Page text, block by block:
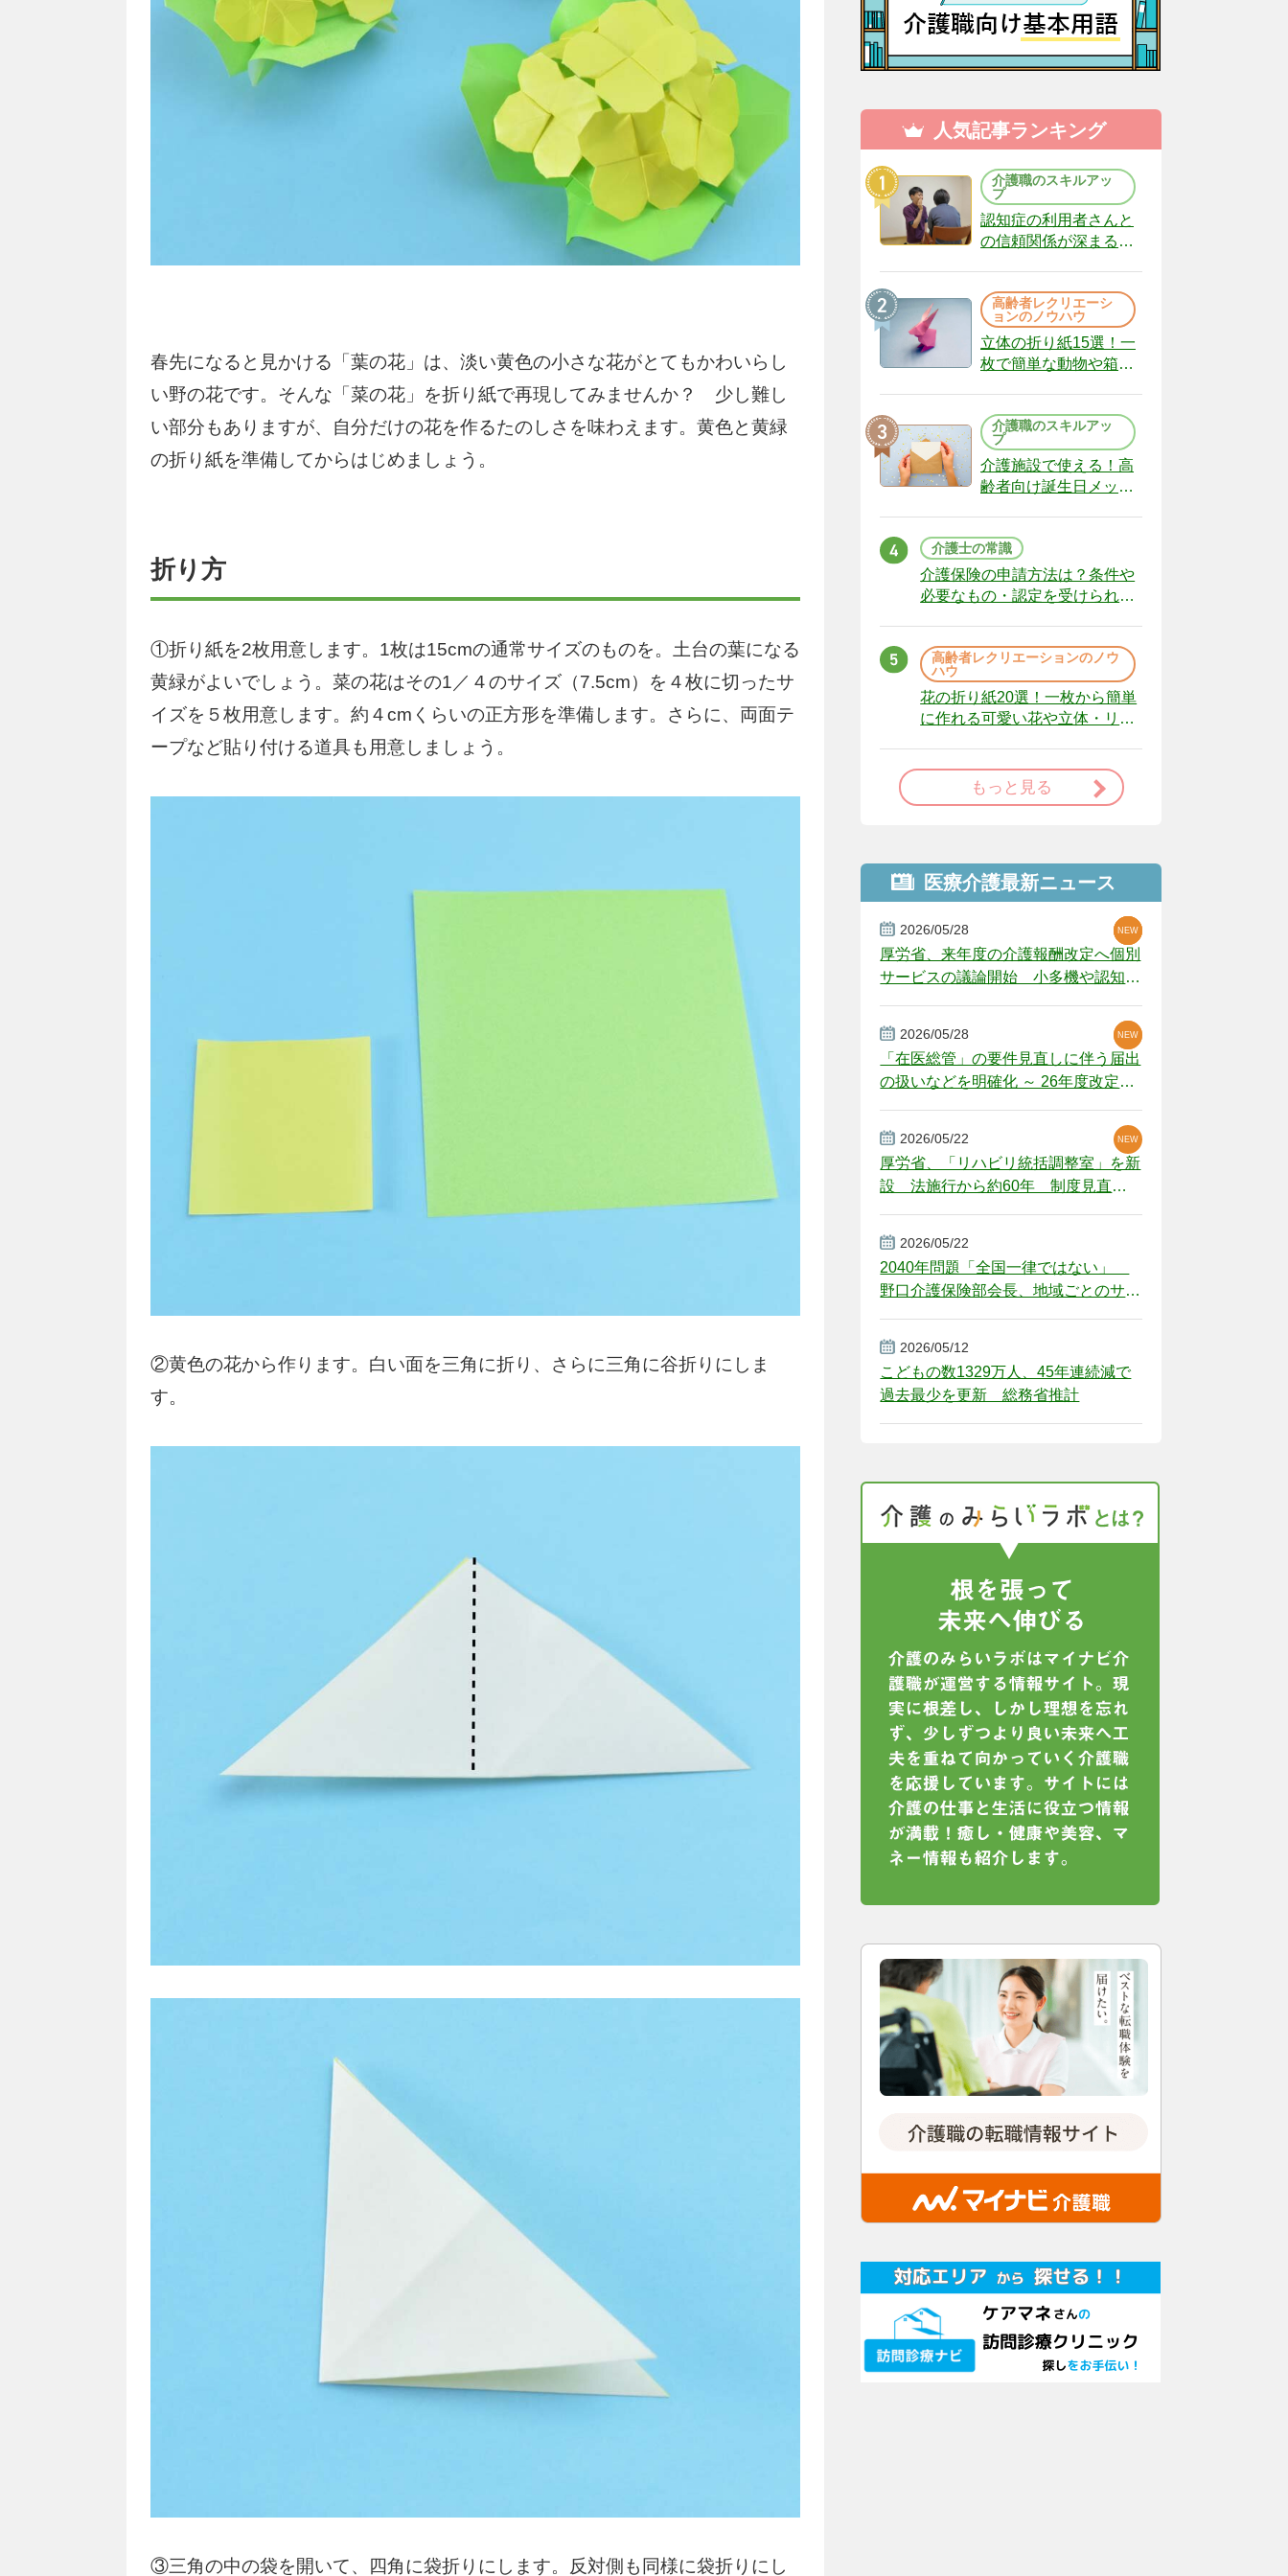
春先になると見かける「葉の花」は、淡い黄色の小さな花がとてもかわいらし
い野の花です。そんな「菜の花」を折り紙で再現してみませんか？ 少し難し
い部分もありますが、自分だけの花を作るたのしさを味わえます。黄色と黄緑
の折り紙を準備してからはじめましょう。
折り方
①折り紙を2枚用意します。1枚は15cmの通常サイズのものを。土台の葉になる
黄緑がよいでしょう。菜の花はその1／４のサイズ（7.5cm）を４枚に切ったサ
イズを５枚用意します。約４cmくらいの正方形を準備します。さらに、両面テ
ープなど貼り付ける道具も用意しましょう。
②黄色の花から作ります。白い面を三角に折り、さらに三角に谷折りにしま
す。
③三角の中の袋を開いて、四角に袋折りにします。反対側も同様に袋折りにし
人気記事ランキング
介護職のスキルアッ
プ
認知症の利用者さんと
の信頼関係が深まる声
（22）
高齢者レクリエーシ
ョンのノウハウ
立体の折り紙15選！一
枚で簡単な動物や箱、
介護職のスキルアッ
プ
介護施設で使える！高
齢者向け誕生日メッセ
介護士の常識
介護保険の申請方法は？条件や
必要なもの・認定を受けられな
高齢者レクリエーションのノウ
ハウ
花の折り紙20選！一枚から簡単
に作れる可愛い花や立体・リー
もっと見る
医療介護最新ニュース
2026/05/28
厚労省、来年度の介護報酬改定へ個別
サービスの議論開始 小多機や認知症
NEW
NEW
NEW
2026/05/28
「在医総管」の要件見直しに伴う届出
の扱いなどを明確化 ～ 26年度改定疑
NEW
NEW
2026/05/22
厚労省、「リハビリ統括調整室」を新
設 法施行から約60年 制度見直し
NEW
2026/05/22
2040年問題「全国一律ではない」
野口介護保険部会長、地域ごとのサー
2026/05/12
こどもの数1329万人、45年連続減で
過去最少を更新 総務省推計